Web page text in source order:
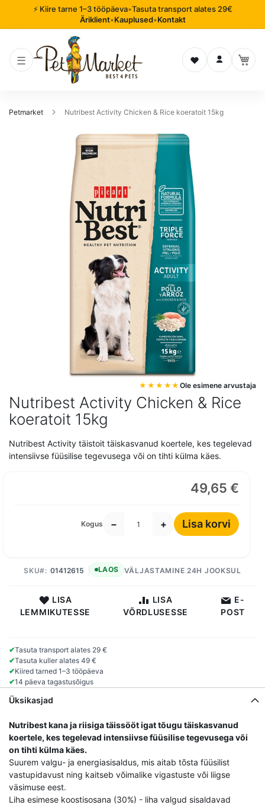
⚡ Kiire tarne 1–3 tööpäeva•Tasuta transport alates 29€
Äriklient•Kauplused•Kontakt
Soovinimekiri
Logi sisse
Petmarket Nutribest Activity Chicken & Rice koeratoit 15kg
Nutribest Activity Chicken & Rice
koeratoit 15kg
Ole esimene arvustaja
Nutribest Activity täistoit täiskasvanud koertele, kes tegelevad
intensiivse füüsilise tegevusega või on tihti külma käes.
49,65 €
Kogus − + Lisa korvi
VÄLJASTAMINE 24H JOOKSUL
SKU 01412615 LAOS
LISA
LEMMIKUTESSE
LISA
VÕRDLUSESSE
E-
POST
✔Tasuta transport alates 29 €
✔Tasuta kuller alates 49 €
✔Kiired tarned 1–3 tööpäeva
✔14 päeva tagastusõigus
pildigalerii
algusesse
Üksikasjad
Nutribest kana ja riisiga täissööt igat tõugu täiskasvanud
koertele, kes tegelevad intensiivse füüsilise tegevusega või
on tihti külma käes.
Suurem valgu- ja energiasisaldus, mis aitab tõsta füüsilist
vastupidavust ning kaitseb võimalike vigastuste või liigse
väsimuse eest.
Liha esimese koostisosana (30%) - liha valgud sisaldavad